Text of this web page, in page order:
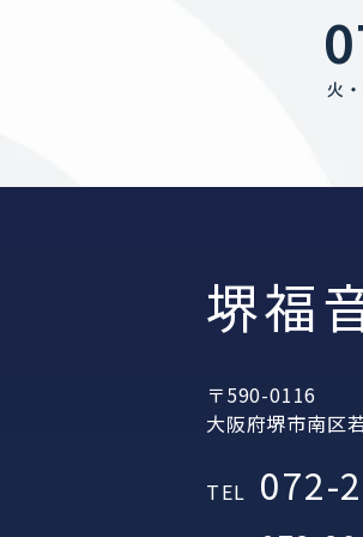
火
堺福
〒590-0116
大阪府堺市南区
TEL 072-